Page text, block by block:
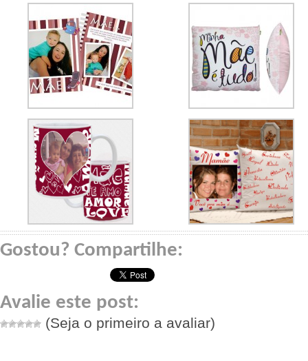
Gostou? Compartilhe:
Avalie este post:
(Seja o primeiro a avaliar)